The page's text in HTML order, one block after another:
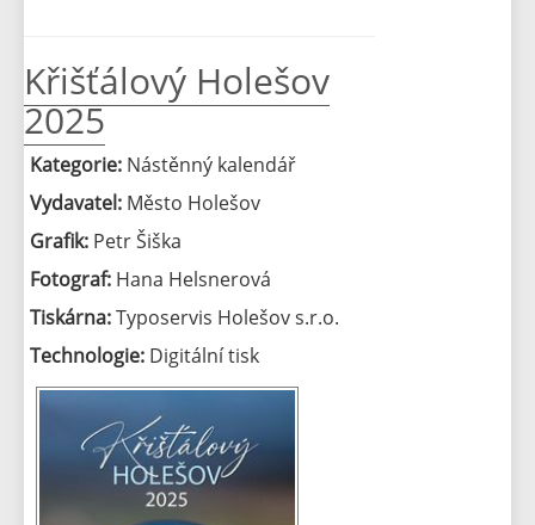
Křišťálový Holešov
2025
Kategorie: Nástěnný kalendář
Vydavatel: Město Holešov
Grafik: Petr Šiška
Fotograf: Hana Helsnerová
Tiskárna:Typoservis Holešov s.r.o.
Technologie: Digitální tisk